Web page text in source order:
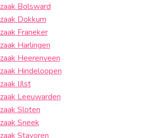
Bolsward
Dokkum
Franeker
Harlingen
Heerenveen
Hindeloopen
IJlst
Leeuwarden
Sloten
Sneek
Stavoren